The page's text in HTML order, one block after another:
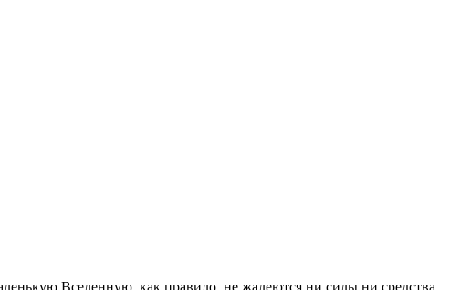
Вселенную, как правило, не жалеются ни силы ни средства.